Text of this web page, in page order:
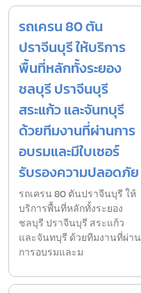
รถเครน 80 ตัน
ปราจีนบุรี ให้บริการ
พื้นที่หลักทั้งระยอง
ชลบุรี ปราจีนบุรี
สระแก้ว และจันทบุรี
ด้วยทีมงานที่ผ่านการ
อบรมและมีใบเซอร์
รับรองความปลอดภัย
รถเครน 80 ตันปราจีนบุรี ให้
บริการพื้นที่หลักทั้งระยอง
ชลบุรี ปราจีนบุรี สระแก้ว
และจันทบุรี ด้วยทีมงานที่ผ่าน
การอบรมและม